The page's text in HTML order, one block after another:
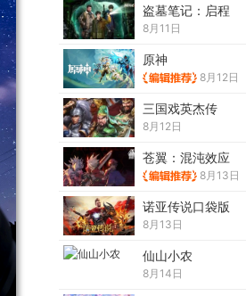
盗墓笔记：启程
8月11日
原神
8月12日
三国戏英杰传
8月12日
苍翼：混沌效应
8月13日
诺亚传说口袋版
8月13日
仙山小农
8月14日